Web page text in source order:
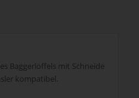
Baggerlöffels mit Schneide
kompatibel.